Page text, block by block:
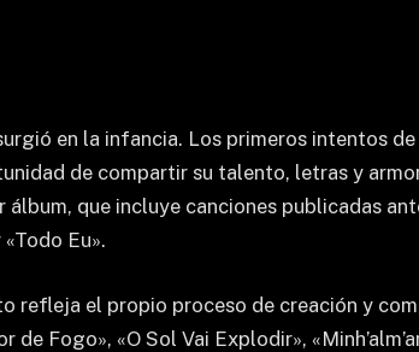
en la infancia. Los primeros intentos
de compartir su talento, letras y
álbum, que incluye canciones publicadas
Eu».
refleja el propio proceso de creación y
de Fogo», «O Sol Vai Explodir»,